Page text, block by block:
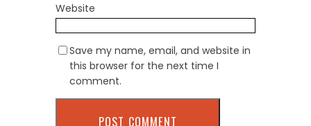
Website
Save my name, email, and website in
this browser for the next time I
comment.